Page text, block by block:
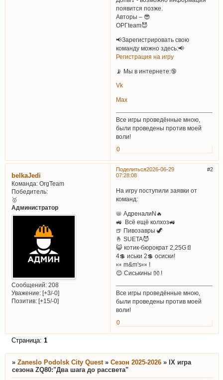
появится позже.
Авторы – 😎
ОРГteam😈
📢Зарегистрировать свою
команду можно здесь:📢
Регистрация на игру
📡 Мы в интернете:🔞
Vk
Max
Все игры проведённые мною,
были проведены против моей
воли!
0
Поделиться 2
2026-06-29
07:28:08
belkaJedi
Команда:OrgTeam
Победитель:
🥇
Администратор
Сообщений:208
Уважение: [+3/-0]
Позитив: [+15/-0]
На игру поступили заявки от
команд:
📛 АдреналиN🔥
🚜 Всё ещё колхоз🚜
🍺 Пивозавры 🦖
🤞 SUETA😈
😺 котик-бюрократ 2,25G📄
4💲 иськи 2💲 осиски!
🍬 m&m's🍬 !
😊 Сиськины 👐 !
Все игры проведённые мною,
были проведены против моей
воли!
0
Страница: 1
» Zaneslo Podolsk City Quest » Сезон 2025-2026 » IX игра
сезона ZQ80:"Два шага до рассвета"